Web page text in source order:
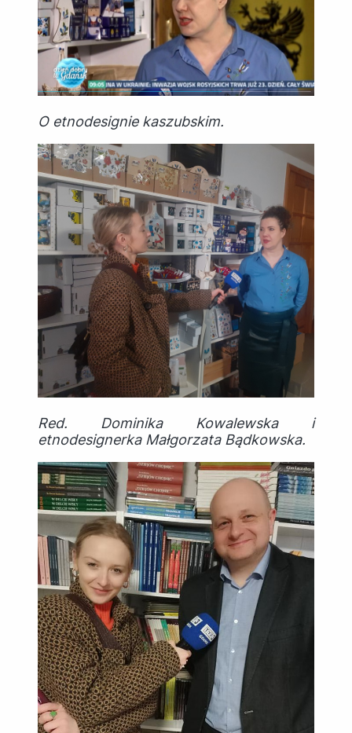
O etnodesignie kaszubskim.
Red. Dominika Kowalewska i
etnodesignerka Małgorzata Bądkowska.